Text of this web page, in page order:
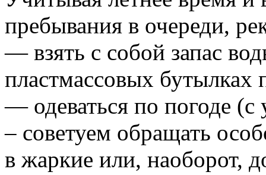
пребывания в очереди,
— взять с собой запас
пластмассовых бутылках
— одеваться по погоде (с
– советуем обращать
в жаркие или, наоборот,